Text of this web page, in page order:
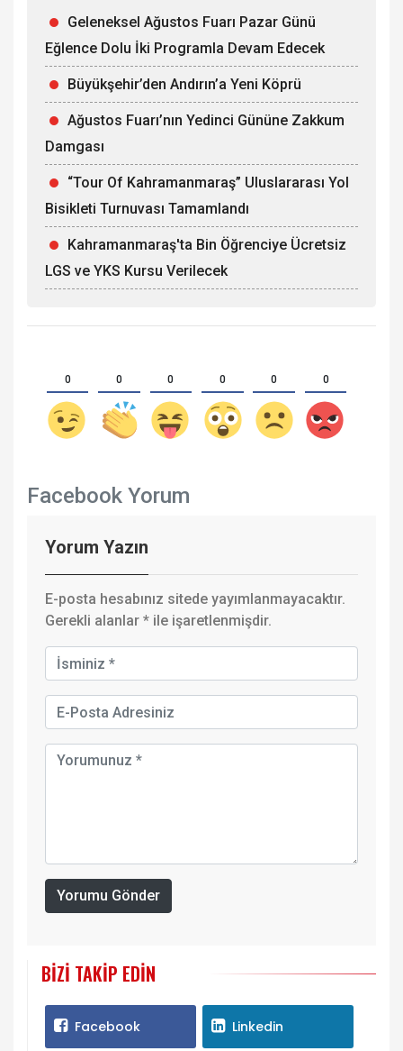
Geleneksel Ağustos Fuarı Pazar Günü
Eğlence Dolu İki Programla Devam Edecek
Büyükşehir’den Andırın’a Yeni Köprü
Ağustos Fuarı’nın Yedinci Gününe Zakkum
Damgası
“Tour Of Kahramanmaraş” Uluslararası Yol
Bisikleti Turnuvası Tamamlandı
Kahramanmaraş'ta Bin Öğrenciye Ücretsiz
LGS ve YKS Kursu Verilecek
0 0 0 0 0 0
Facebook Yorum
Yorum Yazın
E-posta hesabınız sitede yayımlanmayacaktır.
Gerekli alanlar * ile işaretlenmişdir.
Yorumu Gönder
BIZI TAKIP EDIN
Facebook Linkedin